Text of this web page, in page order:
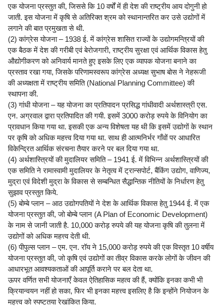
एक योजना प्रस्तुत की, जिससे कि 10 वर्षों में ही देश की राष्ट्रीय आय दोगुनी हो
जाती. इस योजना में कृषि से अतिरिक्त श्रम को स्थानान्तरित कर उसे उद्योगों में
लगाने की बात प्रमुखता से थी.
(2) कांग्रेस योजना – 1938 ई. में कांग्रेस शासित राज्यों के उद्योगमन्त्रियों की
एक बैठक में देश की गरीबी एवं बेरोजगारी, राष्ट्रीय सुरक्षा एवं आर्थिक विकास हेतु
औद्योगीकरण को अनिवार्य मानते हुए इसके लिए एक व्यापक योजना बनाने का
प्रस्ताव रखा गया, जिसके परिणामस्वरूप कांग्रेस अध्यक्ष सुभाष बोस ने नेहरूजी
की अध्यक्षता में राष्ट्रीय समिति (National Planning Committee) की
स्थापना की.
(3) गांधी योजना – यह योजना का प्रतिपादन प्रसिद्ध गांधीवादी अर्थशास्त्री एस.
एन. अग्रवाल द्वारा प्रतिपादित की गयी. इसमें 3000 करोड़ रुपये के विनियोग का
प्रावधान किया गया था. इसकी एक अन्य विशेषता यह थी कि इसमें उद्योगों के स्थान
पर कृषि को अधिक महत्त्व दिया गया था. साथ ही आत्मनिर्भर गाँवों पर आधारित
विकेन्द्रित आर्थिक संरचना तैयार करने पर बल दिया गया था.
(4) अर्थशास्त्रियों की मुदालियर समिति – 1941 ई. में विभिन्न अर्थशास्त्रियों की
एक समिति ने रामास्वामी मुदालियर के नेतृत्व में ट्रान्सपोर्ट, बैंकिंग उद्योग, वाणिज्य,
मुद्रा एवं विदेशी मुद्रा के विकास से सम्बन्धित सैद्धान्तिक नीतियों के निर्धारण हेतु
सुझाव प्रस्तुत किये.
(5) बोम्बे प्लान – आठ उद्योगपतियों ने देश के आर्थिक विकास हेतु 1944 ई. में एक
योजना प्रस्तुत की, जो बोम्बे प्लान (A Plan of Economic Development)
के नाम से जानी जाती है. 10,000 करोड़ रुपये की यह योजना कृषि की तुलना में
उद्योगों को अधिक महत्त्व देती थी.
(6) पीपुल्स प्लान – एम. एन. रॉय ने 15,000 करोड़ रुपये की एक विस्तृत 10 वर्षीय
योजना प्रस्तुत की, जो कृषि एवं उद्योगों का तीव्र विकास करके लोगों के जीवन की
आधारभूत आवश्यकताओं की आपूर्ति कराने पर बल देता था.
ऊपर वर्णित सभी योजनाएँ केवल ऐतिहासिक महत्व की हैं, क्योंकि इनका कभी भी
क्रियान्वयन नहीं हो सका, फिर भी इनका महत्त्व इसलिए है कि इन्होंने नियोजन के
महत्त्व को स्पष्टतया रेखांकित किया.